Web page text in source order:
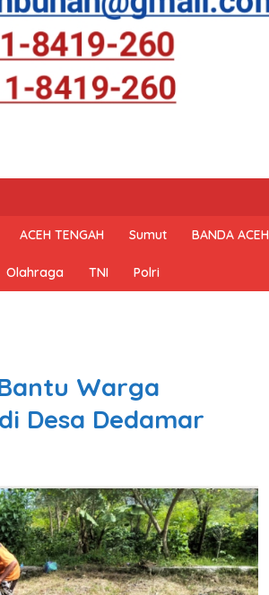
ACEH TENGAH Sumut BANDA ACEH
Olahraga TNI Polri
Warga
Desa Dedamar